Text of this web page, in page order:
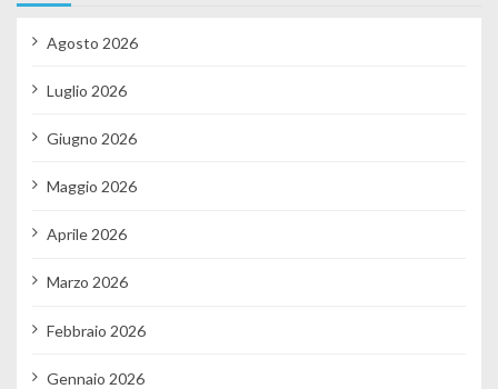
Agosto 2026
Luglio 2026
Giugno 2026
Maggio 2026
Aprile 2026
Marzo 2026
Febbraio 2026
Gennaio 2026